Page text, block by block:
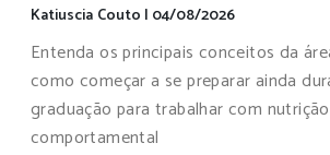
Katiuscia Couto | 04/08/2026
Entenda os principais conceitos da
como começar a se preparar ainda
graduação para trabalhar com nutrição
comportamental